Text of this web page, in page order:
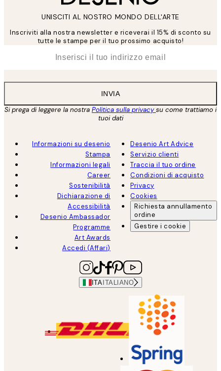
UNISCITI AL NOSTRO MONDO DELL'ARTE
Inscriviti alla nostra newsletter e riceverai il 15% di sconto su
tutte le stampe per il tuo prossimo acquisto!
INVIA
Si prega di leggere la nostra Politica sulla privacysu come trattiamo i
tuoi dati
Informazioni su desenio
Stampa
Informazioni legali
Career
Sostenibilità
Dichiarazione di
Accessibilità
Desenio Ambassador
Programme
Art Awards
Accedi (Affari)
Desenio Art Advice
Servizio clienti
Traccia il tuo ordine
Condizioni di acquisto
Privacy
Cookies
Richiesta annullamento
ordine
Gestire i cookie
ITA ITALIANO